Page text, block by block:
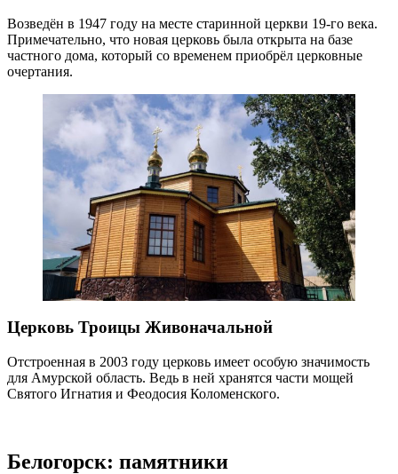
Возведён в 1947 году на месте старинной церкви 19-го века.
Примечательно, что новая церковь была открыта на базе
частного дома, который со временем приобрёл церковные
очертания.
Церковь Троицы Живоначальной
Отстроенная в 2003 году церковь имеет особую значимость
для Амурской область. Ведь в ней хранятся части мощей
Святого Игнатия и Феодосия Коломенского.
Белогорск: памятники